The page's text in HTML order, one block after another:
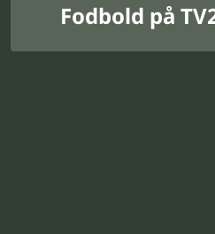
Fodbold på